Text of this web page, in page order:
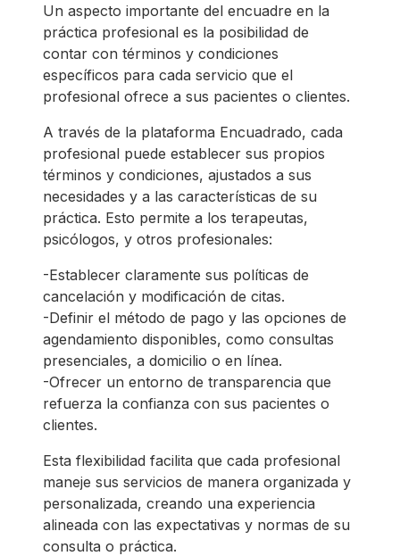
Un aspecto importante del encuadre en la
práctica profesional es la posibilidad de
contar con términos y condiciones
específicos para cada servicio que el
profesional ofrece a sus pacientes o clientes.
A través de la plataforma Encuadrado, cada
profesional puede establecer sus propios
términos y condiciones, ajustados a sus
necesidades y a las características de su
práctica. Esto permite a los terapeutas,
psicólogos, y otros profesionales:
-Establecer claramente sus políticas de
cancelación y modificación de citas.
-Definir el método de pago y las opciones de
agendamiento disponibles, como consultas
presenciales, a domicilio o en línea.
-Ofrecer un entorno de transparencia que
refuerza la confianza con sus pacientes o
clientes.
Esta flexibilidad facilita que cada profesional
maneje sus servicios de manera organizada y
personalizada, creando una experiencia
alineada con las expectativas y normas de su
consulta o práctica.